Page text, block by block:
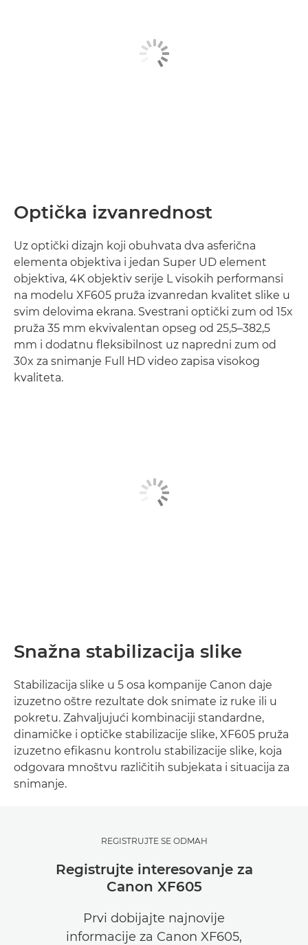
Optička izvanrednost
Uz optički dizajn koji obuhvata dva asferična
elementa objektiva i jedan Super UD element
objektiva, 4K objektiv serije L visokih performansi
na modelu XF605 pruža izvanredan kvalitet slike u
svim delovima ekrana. Svestrani optički zum od 15x
pruža 35 mm ekvivalentan opseg od 25,5–382,5
mm i dodatnu fleksibilnost uz napredni zum od
30x za snimanje Full HD video zapisa visokog
kvaliteta.
Snažna stabilizacija slike
Stabilizacija slike u 5 osa kompanije Canon daje
izuzetno oštre rezultate dok snimate iz ruke ili u
pokretu. Zahvaljujući kombinaciji standardne,
dinamičke i optičke stabilizacije slike, XF605 pruža
izuzetno efikasnu kontrolu stabilizacije slike, koja
odgovara mnoštvu različitih subjekata i situacija za
snimanje.
REGISTRUJTE SE ODMAH
Registrujte interesovanje za
Canon XF605
Prvi dobijajte najnovije
informacije za Canon XF605,